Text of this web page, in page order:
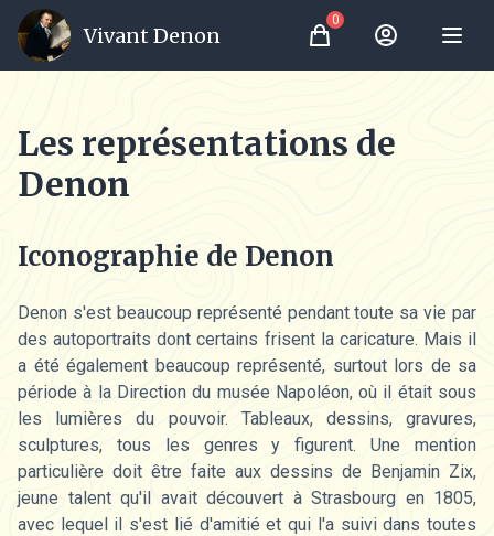
Vivant Denon Panier
0
Mon Compte
Les représentations de
Denon
Iconographie de Denon
Denon s'est beaucoup représenté pendant toute sa vie par
des autoportraits dont certains frisent la caricature. Mais il
a été également beaucoup représenté, surtout lors de sa
période à la Direction du musée Napoléon, où il était sous
les lumières du pouvoir. Tableaux, dessins, gravures,
sculptures, tous les genres y figurent. Une mention
particulière doit être faite aux dessins de Benjamin Zix,
jeune talent qu'il avait découvert à Strasbourg en 1805,
avec lequel il s'est lié d'amitié et qui l'a suivi dans toutes